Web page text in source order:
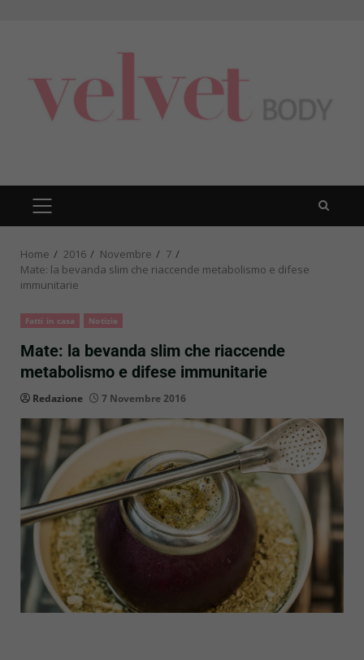
PRIMARY
MENU
Home 2016 Novembre
7
Mate: la bevanda slim che riaccende metabolismo e difese
immunitarie
Fatti in casa Notizie
Mate: la bevanda slim che riaccende
metabolismo e difese immunitarie
Redazione 7 Novembre 2016